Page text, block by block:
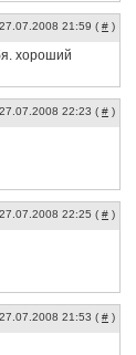
27.07.2008 21:59 ( # )
хороший
27.07.2008 22:23 ( # )
27.07.2008 22:25 ( # )
27.07.2008 21:53 ( # )